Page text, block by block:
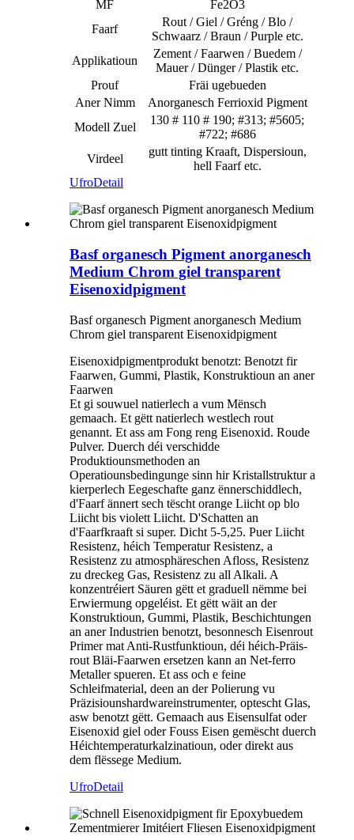
MF
Fe2O3
Faarf
Rout / Giel / Gréng / Blo /
Schwaarz / Braun / Purple etc.
Applikatioun
Zement / Faarwen / Buedem /
Mauer / Dünger / Plastik etc.
Prouf
Fräi ugebueden
Aner Nimm
Anorganesch Ferrioxid Pigment
Modell Zuel
130 # 110 # 190; #313; #5605;
#722; #686
Virdeel
gutt tinting Kraaft, Dispersioun,
hell Faarf etc.
UfroDetail
Basf organesch Pigment anorganesch
Medium Chrom giel transparent
Eisenoxidpigment
Basf organesch Pigment anorganesch Medium
Chrom giel transparent Eisenoxidpigment
Eisenoxidpigmentprodukt benotzt: Benotzt fir
Faarwen, Gummi, Plastik, Konstruktioun an aner
Faarwen
Et gi souwuel natierlech a vum Mënsch
gemaach. Et gëtt natierlech westlech rout
genannt. Et ass am Fong reng Eisenoxid. Roude
Pulver. Duerch déi verschidde
Produktiounsmethoden an
Operatiounsbedingunge sinn hir Kristallstruktur a
kierperlech Eegeschafte ganz ënnerschiddlech,
d'Faarf ännert sech tëscht orange Liicht op blo
Liicht bis violett Liicht. D'Schatten an
d'Faarfkraaft si super. Dicht 5-5,25. Puer Liicht
Resistenz, héich Temperatur Resistenz, a
Resistenz zu atmosphäreschen Afloss, Resistenz
zu dreckeg Gas, Resistenz zu all Alkali. A
konzentréiert Säuren gëtt et graduell nëmme bei
Erwiermung opgeléist. Et gëtt wäit an der
Konstruktioun, Gummi, Plastik, Beschichtungen
an aner Industrien benotzt, besonnesch Eisenrout
Primer mat Anti-Rustfunktioun, déi héich-Präis-
rout Bläi-Faarwen ersetzen kann an Net-ferro
Metaller spueren. Et ass och e feine
Schleifmaterial, deen an der Polierung vu
Präzisiounshardwareinstrumenter, optescht Glas,
asw benotzt gëtt. Gemaach aus Eisensulfat oder
Eisenoxid giel oder Fouss Eisen gemëscht duerch
Héichtemperaturkalzinatioun, oder direkt aus
dem flëssege Medium.
UfroDetail